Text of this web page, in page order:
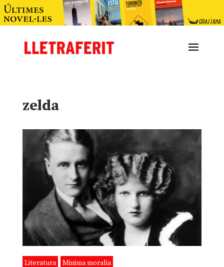
zelda
Literatura Minima moralia